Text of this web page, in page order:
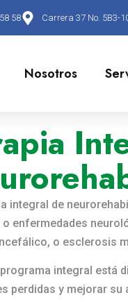
58 Carrera 37 No. 5B3-
Nosotros
integral de
enfermedades
o esclerosis
integral está
perdidas y mejorar su